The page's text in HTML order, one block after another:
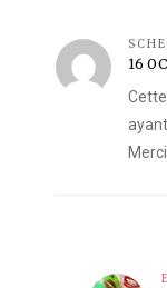
16